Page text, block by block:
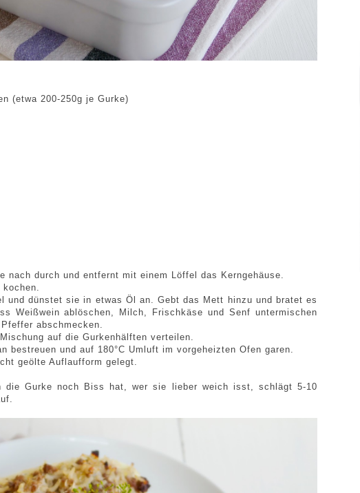
(etwa 200-250g je Gurke)
durch und entfernt mit einem Löffel das Kerngehäuse.
und dünstet sie in etwas Öl an. Gebt das Mett hinzu und bratet es
Weißwein ablöschen, Milch, Frischkäse und Senf untermischen
abschmecken.
auf die Gurkenhälften verteilen.
bestreuen und auf 180°C Umluft im vorgeheizten Ofen garen.
geölte Auflaufform gelegt.
die Gurke noch Biss hat, wer sie lieber weich isst, schlägt 5-10